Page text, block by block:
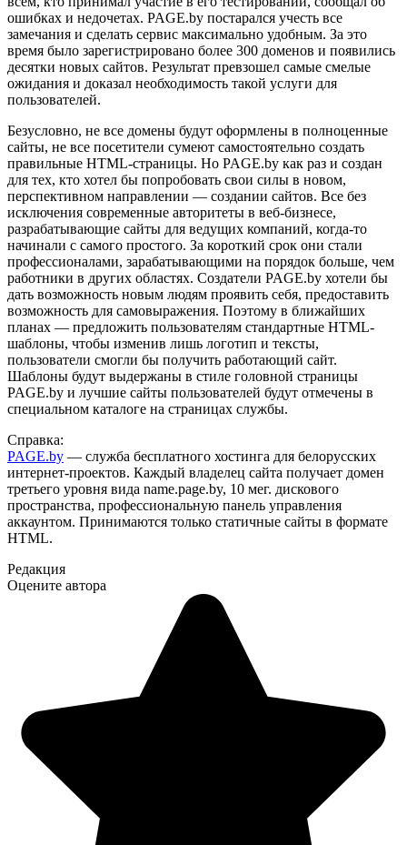
ошибках и недочетах. PAGE.by постарался учесть все
замечания и сделать сервис максимально удобным. За это
время было зарегистрировано более 300 доменов и появились
десятки новых сайтов. Результат превзошел самые смелые
ожидания и доказал необходимость такой услуги для
пользователей.
Безусловно, не все домены будут оформлены в полноценные
сайты, не все посетители сумеют самостоятельно создать
правильные HTML-страницы. Но PAGE.by как раз и создан
для тех, кто хотел бы попробовать свои силы в новом,
перспективном направлении — создании сайтов. Все без
исключения современные авторитеты в веб-бизнесе,
разрабатывающие сайты для ведущих компаний, когда-то
начинали с самого простого. За короткий срок они стали
профессионалами, зарабатывающими на порядок больше, чем
работники в других областях. Создатели PAGE.by хотели бы
дать возможность новым людям проявить себя, предоставить
возможность для самовыражения. Поэтому в ближайших
планах — предложить пользователям стандартные HTML-
шаблоны, чтобы изменив лишь логотип и тексты,
пользователи смогли бы получить работающий сайт.
Шаблоны будут выдержаны в стиле головной страницы
PAGE.by и лучшие сайты пользователей будут отмечены в
специальном каталоге на страницах службы.
Справка:
PAGE.by — служба бесплатного хостинга для белорусских
интернет-проектов. Каждый владелец сайта получает домен
третьего уровня вида name.page.by, 10 мег. дискового
пространства, профессиональную панель управления
аккаунтом. Принимаются только статичные сайты в формате
HTML.
Редакция
Оцените автора